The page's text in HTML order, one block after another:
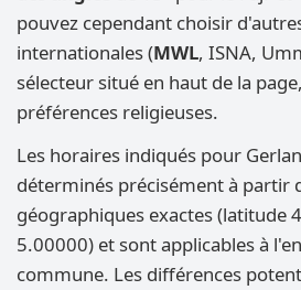
pouvez cependant choisir
internationales (MWL, ISNA,
sélecteur situé en haut de la
préférences religieuses.
Les horaires indiqués pour
déterminés précisément à partir
géographiques exactes (latitude
5.00000) et sont applicables à
commune. Les différences